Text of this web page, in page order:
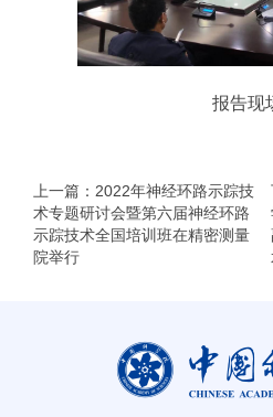
报告现
上一篇：2022年神经环路示踪技
术专题研讨会暨第六届神经环路
示踪技术全国培训班在精密测量
院举行